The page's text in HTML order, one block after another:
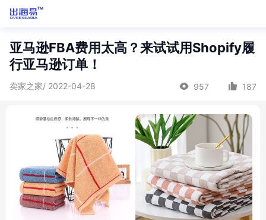
亚马逊FBA费用太高？来试试用Shopify履
行亚马逊订单！
卖家之家/ 2022-04-28 957 187